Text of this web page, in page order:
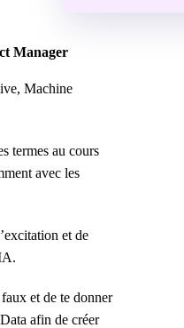
Manager
Machine
termes au cours
avec les
et de
et de te donner
afin de créer